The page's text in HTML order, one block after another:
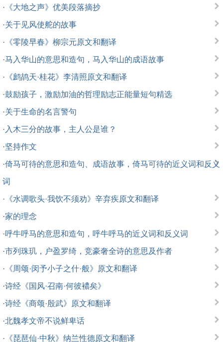
· 《大地之声》优美段落摘抄
·关于见风使舵的故事
· 《零陵早春》柳宗元原文和翻译
·马入华山的意思和造句，马入华山的成语故事
· 《鹧鸪天·桂花》李清照原文和翻译
·鼓励孩子，激励加油的哲理励志正能量短句精选
·关于生命的名言警句
· 入木三分的故事，主人公是谁？
·坚持作文
·倚马可待的意思和造句、成语故事，倚马可待的近义词和反义
词
· 《水调歌头·我饮不须劝》辛弃疾原文和翻译
·家的理念
·呼牛呼马的意思和造句，呼牛呼马的近义词和反义词
·市列珠玑，户盈罗绮，竞豪奢全诗的意思及作者
· 《周颂·闵予小子之什·般》原文和翻译
·诗经《国风·召南·何彼襛矣》
·诗经《商颂·殷武》原文和翻译
·北魏孝文帝不说鲜卑话
· 《琵琶仙·中秋》纳兰性德原文和翻译